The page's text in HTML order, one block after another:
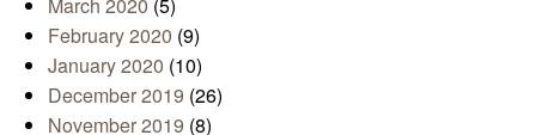
February 2020 (9)
January 2020 (10)
December 2019 (26)
November 2019 (8)